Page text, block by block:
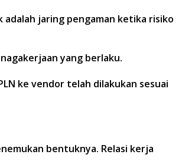
adalah jaring pengaman ketika risiko
yang berlaku.
ke vendor telah dilakukan sesuai
bentuknya. Relasi kerja